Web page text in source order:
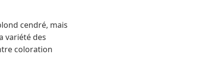
cendré, mais
variété des
coloration